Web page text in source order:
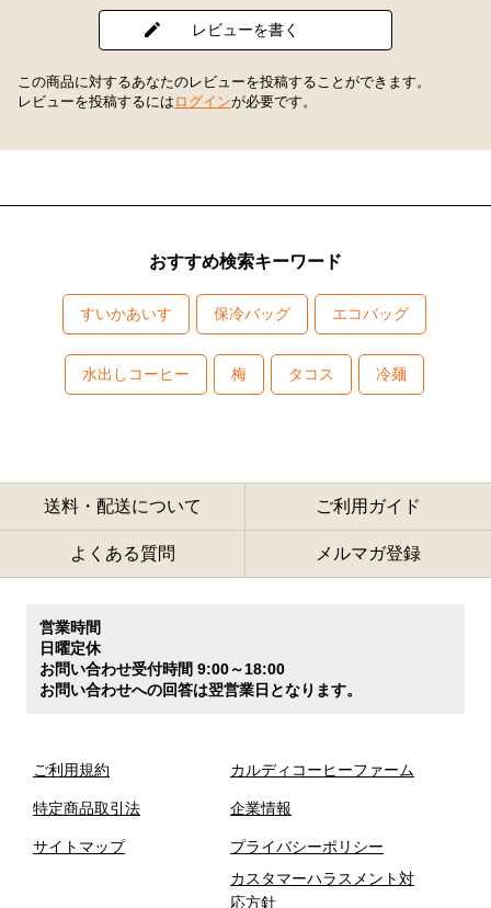
レビューを書く
この商品に対するあなたのレビューを投稿することができます。
レビューを投稿するには ログインが必要です。
おすすめ検索キーワード
すいかあいす 保冷バッグ エコバッグ
水出しコーヒー 梅 タコス 冷麺
送料・配送について ご利用ガイド
よくある質問 メルマガ登録
営業時間
日曜定休
お問い合わせ受付時間 9:00～18:00
お問い合わせへの回答は翌営業日となります。
ご利用規約
特定商品取引法
サイトマップ
カルディコーヒーファーム
企業情報
プライバシーポリシー
カスタマーハラスメント対
応方針